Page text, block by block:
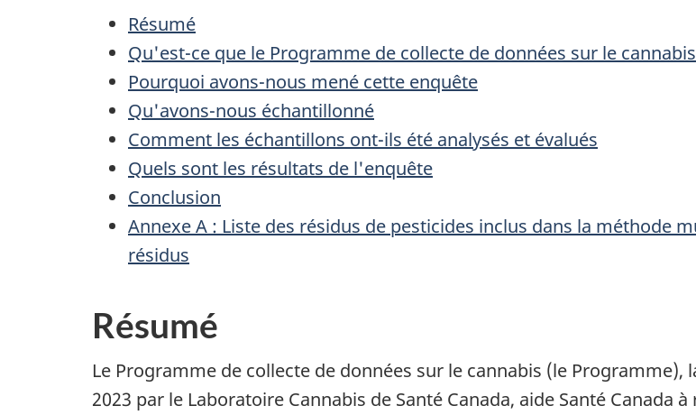
Résumé
Qu'est-ce que le Programme de collecte de données sur le cannabis
Pourquoi avons-nous mené cette enquête
Qu'avons-nous échantillonné
Comment les échantillons ont-ils été analysés et évalués
Quels sont les résultats de l'enquête
Conclusion
Annexe A : Liste des résidus de pesticides inclus dans la méthode
résidus
Résumé
Le Programme de collecte de données sur le cannabis (le Programme),
2023 par le Laboratoire Cannabis de Santé Canada, aide Santé Canada